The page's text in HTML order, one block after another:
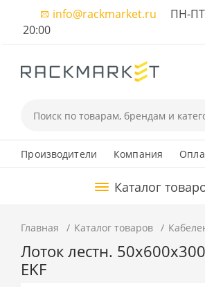
info@rackmarket.ru ПН-ПТ:
20:00
Производители Компания
Каталог
Главная Каталог товаров
Лоток лестн.
EKF